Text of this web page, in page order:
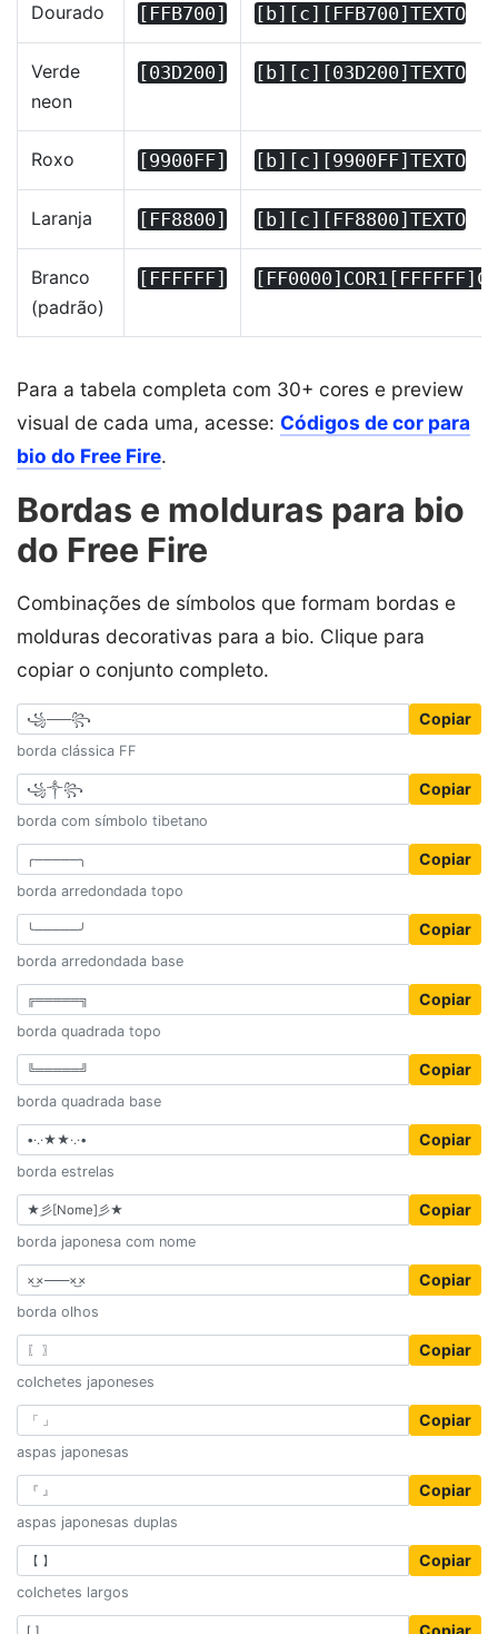
Dourado [FFB700] [b][c][FFB700]TEXTO
Verde
neon
[03D200] [b][c][03D200]TEXTO
Roxo [9900FF] [b][c][9900FF]TEXTO
Laranja [FF8800] [b][c][FF8800]TEXTO
Branco
(padrão)
[FFFFFF]
Para a tabela completa com 30+ cores e preview
visual de cada uma, acesse: Códigos de cor para
bio do Free Fire.
Bordas e molduras para bio
do Free Fire
Combinações de símbolos que formam bordas e
molduras decorativas para a bio. Clique para
copiar o conjunto completo.
Copiar
borda clássica FF
Copiar
borda com símbolo tibetano
Copiar
borda arredondada topo
Copiar
borda arredondada base
Copiar
borda quadrada topo
Copiar
borda quadrada base
Copiar
borda estrelas
Copiar
borda japonesa com nome
Copiar
borda olhos
Copiar
colchetes japoneses
Copiar
aspas japonesas
Copiar
aspas japonesas duplas
Copiar
colchetes largos